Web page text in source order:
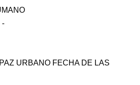
-
URBANO FECHA DE LAS